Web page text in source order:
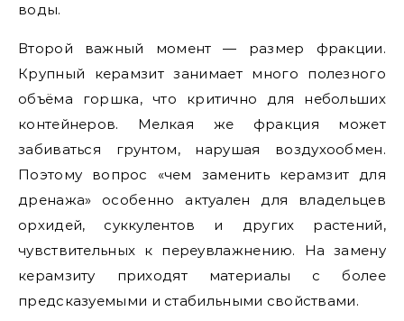
воды.
Второй важный момент — размер фракции.
Крупный керамзит занимает много полезного
объёма горшка, что критично для небольших
контейнеров. Мелкая же фракция может
забиваться грунтом, нарушая воздухообмен.
Поэтому вопрос «чем заменить керамзит для
дренажа» особенно актуален для владельцев
орхидей, суккулентов и других растений,
чувствительных к переувлажнению. На замену
керамзиту приходят материалы с более
предсказуемыми и стабильными свойствами.